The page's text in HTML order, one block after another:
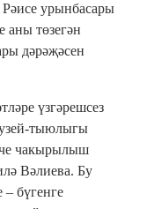
урынбасары
аны төзегән
дәрәҗәсен
үзгәрешсез
тыюлыгы
чакырылыш
Вәлиева. Бу
– бүгенге